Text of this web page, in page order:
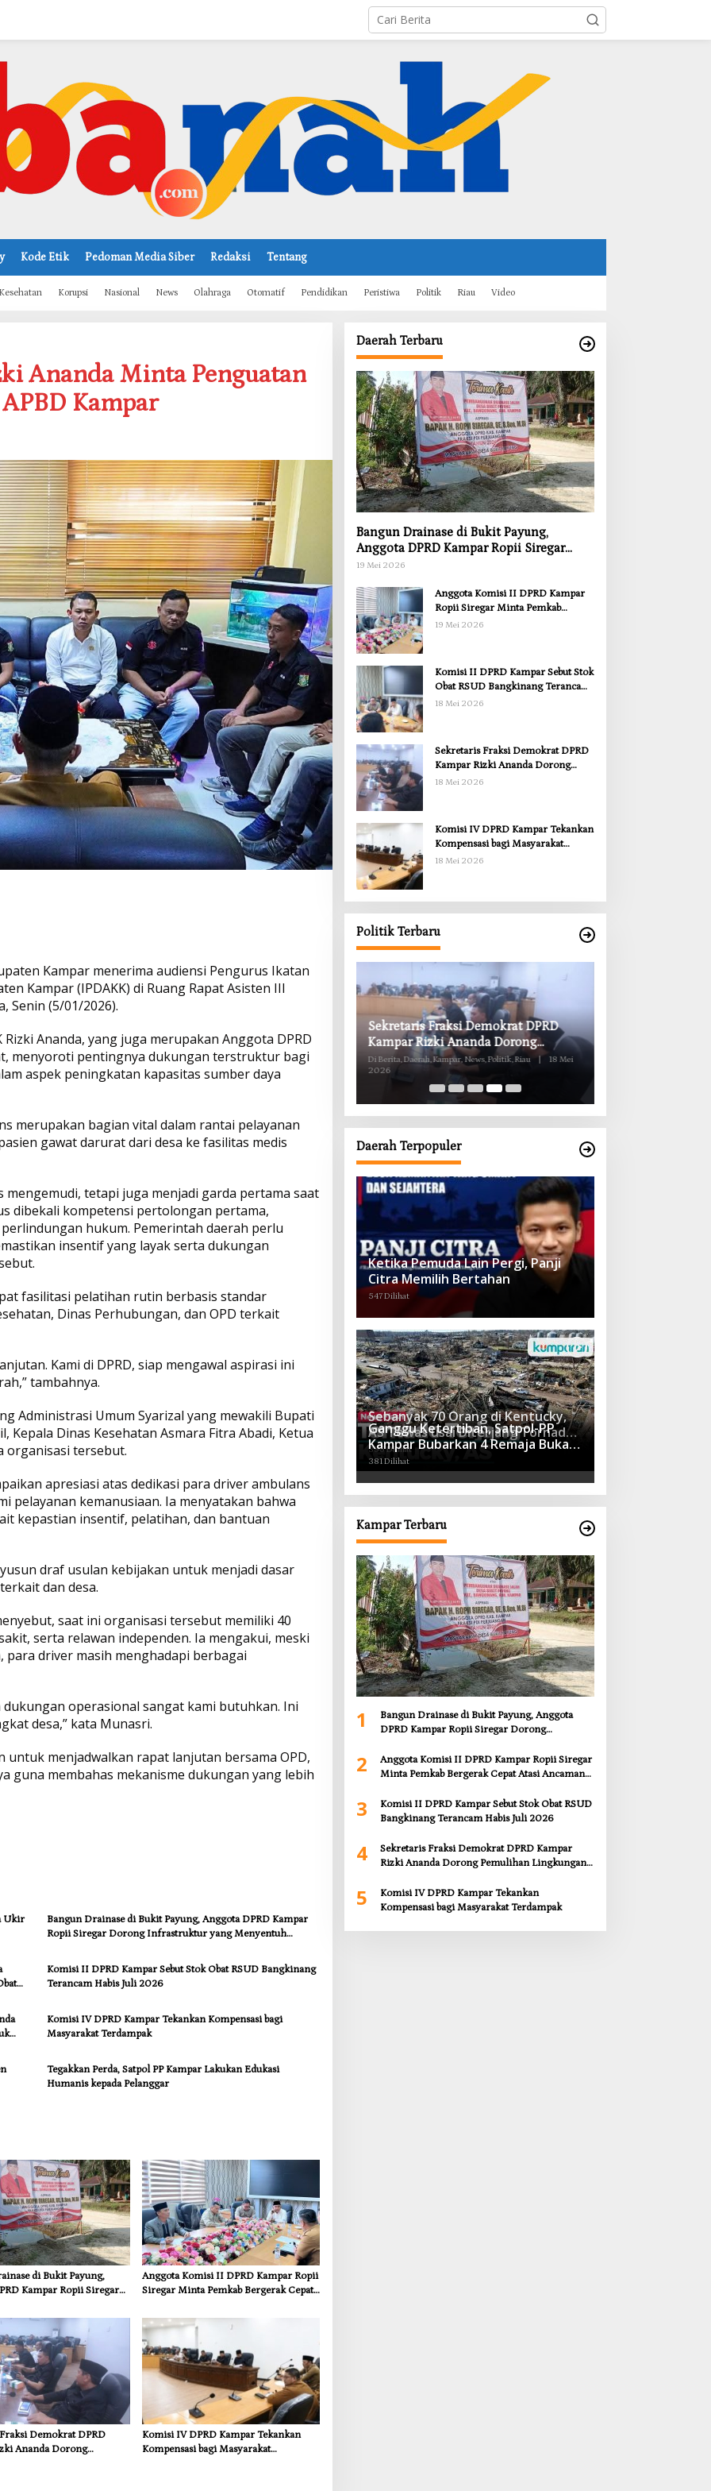
Kode Etik Pedoman Media Siber Redaksi Tentang
Kesehatan Korupsi Nasional News Olahraga Otomatif Pendidikan Peristiwa Politik Riau Video
Ananda Minta Penguatan
Kampar
Kampar menerima audiensi Pengurus Ikatan
Kampar (IPDAKK) di Ruang Rapat Asisten III
Senin (5/01/2026).
Ananda, yang juga merupakan Anggota DPRD
menyoroti pentingnya dukungan terstruktur bagi
aspek peningkatan kapasitas sumber daya
merupakan bagian vital dalam rantai pelayanan
gawat darurat dari desa ke fasilitas medis
tetapi juga menjadi garda pertama saat
dibekali kompetensi pertolongan pertama,
hukum. Pemerintah daerah perlu
insentif yang layak serta dukungan
fasilitasi pelatihan rutin berbasis standar
Dinas Perhubungan, dan OPD terkait
Kami di DPRD, siap mengawal aspirasi ini
tambahnya.
Administrasi Umum Syarizal yang mewakili Bupati
Kepala Dinas Kesehatan Asmara Fitra Abadi, Ketua
organisasi tersebut.
apresiasi atas dedikasi para driver ambulans
pelayanan kemanusiaan. Ia menyatakan bahwa
kepastian insentif, pelatihan, dan bantuan
draf usulan kebijakan untuk menjadi dasar
dan desa.
saat ini organisasi tersebut memiliki 40
serta relawan independen. Ia mengakui, meski
driver masih menghadapi berbagai
operasional sangat kami butuhkan. Ini
desa,” kata Munasri.
menjadwalkan rapat lanjutan bersama OPD,
guna membahas mekanisme dukungan yang lebih
Ukir
Bangun Drainase di Bukit Payung, Anggota DPRD Kampar
Ropii Siregar Dorong Infrastruktur yang Menyentuh
Komisi II DPRD Kampar Sebut Stok Obat RSUD Bangkinang
Terancam Habis Juli 2026
Komisi IV DPRD Kampar Tekankan Kompensasi bagi
Masyarakat Terdampak
Tegakkan Perda, Satpol PP Kampar Lakukan Edukasi
Humanis kepada Pelanggar
di Bukit Payung,
Kampar Ropii Siregar
Anggota Komisi II DPRD Kampar Ropii
Siregar Minta Pemkab Bergerak Cepat
Wujudkan Kampar Dihati
Demokrat DPRD
Ananda Dorong
Komisi IV DPRD Kampar Tekankan
Kompensasi bagi Masyarakat
Daerah Terbaru
Bangun Drainase di Bukit Payung,
Anggota DPRD Kampar Ropii Siregar
Dorong Infrastruktur yang Menyentuh
19 Mei 2026
Anggota Komisi II DPRD Kampar
Ropii Siregar Minta Pemkab
Bergerak Cepat Atasi Ancaman
19 Mei 2026
Komisi II DPRD Kampar Sebut Stok
Obat RSUD Bangkinang Terancam
Habis Juli 2026
18 Mei 2026
Sekretaris Fraksi Demokrat DPRD
Kampar Rizki Ananda Dorong
Pemulihan Lingkungan dan
18 Mei 2026
Komisi IV DPRD Kampar Tekankan
Kompensasi bagi Masyarakat
Terdampak
18 Mei 2026
Politik Terbaru
Pemkab Bergerak
Kekosongan
Kampar Dihati
Politik, Riau |
19 Mei
Obat RSUD Bangkinang Terancam
Habis Juli 2026
Di Berita, Daerah, Kampar, News, Politik, Riau |
2026
Sekretaris Fraksi Demokrat DPRD
Kampar Rizki Ananda Dorong
Pemulihan Lingkungan dan
Kompensasi untuk Warga Sungai
Di Berita, Daerah, Kampar, News, Politik, Riau |
18 Mei
2026
Daerah Terpopuler
Ketika Pemuda Lain Pergi, Panji
Citra Memilih Bertahan
547 Dilihat
Sebanyak 70 Orang di Kentucky,
AS Tewas usai Diterjang Tornado
Dahsyat
395 Dilihat
Ganggu Ketertiban, Satpol-PP
Kampar Bubarkan 4 Remaja Bukan
Muhrim di Tugu Batu Hitam dan
Tigo Tungku Sajoangan
381 Dilihat
Kampar Terbaru
1
Bangun Drainase di Bukit Payung, Anggota
DPRD Kampar Ropii Siregar Dorong
Dasar
2
Anggota Komisi II DPRD Kampar Ropii Siregar
Minta Pemkab Bergerak Cepat Atasi Ancaman
Dihati
3
Komisi II DPRD Kampar Sebut Stok Obat RSUD
Bangkinang Terancam Habis Juli 2026
4
Sekretaris Fraksi Demokrat DPRD Kampar
Rizki Ananda Dorong Pemulihan Lingkungan
5
Komisi IV DPRD Kampar Tekankan
Kompensasi bagi Masyarakat Terdampak